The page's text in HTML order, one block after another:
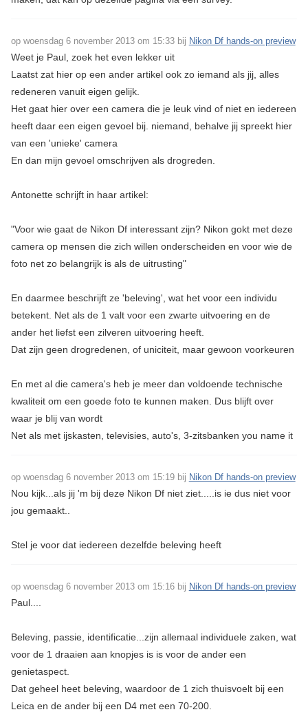
op woensdag 6 november 2013 om 15:33 bij Nikon Df hands-on preview
Weet je Paul, zoek het even lekker uit
Laatst zat hier op een ander artikel ook zo iemand als jij, alles
redeneren vanuit eigen gelijk.
Het gaat hier over een camera die je leuk vind of niet en iedereen
heeft daar een eigen gevoel bij. niemand, behalve jij spreekt hier
van een 'unieke' camera
En dan mijn gevoel omschrijven als drogreden.
Antonette schrijft in haar artikel:
"Voor wie gaat de Nikon Df interessant zijn? Nikon gokt met deze
camera op mensen die zich willen onderscheiden en voor wie de
foto net zo belangrijk is als de uitrusting"
En daarmee beschrijft ze 'beleving', wat het voor een individu
betekent. Net als de 1 valt voor een zwarte uitvoering en de
ander het liefst een zilveren uitvoering heeft.
Dat zijn geen drogredenen, of uniciteit, maar gewoon voorkeuren
En met al die camera's heb je meer dan voldoende technische
kwaliteit om een goede foto te kunnen maken. Dus blijft over
waar je blij van wordt
Net als met ijskasten, televisies, auto's, 3-zitsbanken you name it
op woensdag 6 november 2013 om 15:19 bij Nikon Df hands-on preview
Nou kijk...als jij 'm bij deze Nikon Df niet ziet.....is ie dus niet voor
jou gemaakt..
Stel je voor dat iedereen dezelfde beleving heeft
op woensdag 6 november 2013 om 15:16 bij Nikon Df hands-on preview
Paul....
Beleving, passie, identificatie...zijn allemaal individuele zaken, wat
voor de 1 draaien aan knopjes is is voor de ander een
genietaspect.
Dat geheel heet beleving, waardoor de 1 zich thuisvoelt bij een
Leica en de ander bij een D4 met een 70-200.